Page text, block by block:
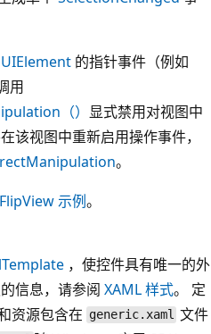
UIElement 的指针事件（例如
用
（） 显式禁用对视图中
该视图中重新启用操作事件，
。
示例。
，使控件具有唯一的外
信息，请参阅 XAML 样式。 定
资源包含在 generic.xaml 文件